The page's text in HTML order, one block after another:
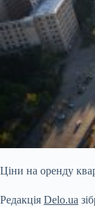
Ціни на оренду
Редакція Delo.ua